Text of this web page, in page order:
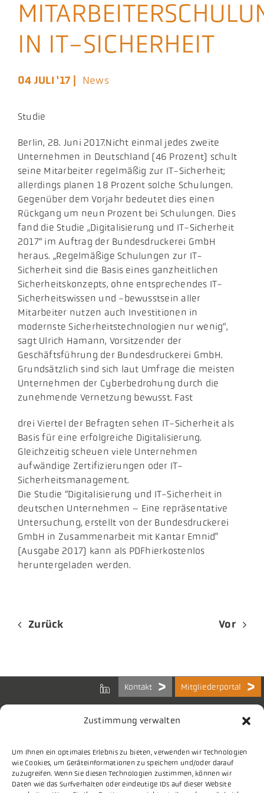
Zustimmung verwalten
Um Ihnen ein optimales Erlebnis zu bieten, verwenden wir Technologien
wie Cookies, um Geräteinformationen zu speichern und/oder darauf
zuzugreifen. Wenn Sie diesen Technologien zustimmen, können wir
Daten wie das Surfverhalten oder eindeutige IDs auf dieser Website
Aktuelles
Podcast
IN IT-SICHERHEIT
04 JULI '17 | News
Studie
​Berlin, 28. Juni 2017.Nicht einmal jedes zweite
Unternehmen in Deutschland (46 Prozent) schult
seine Mitarbeiter regelmäßig zur IT-Sicherheit;
allerdings planen 18 Prozent solche Schulungen.
Gegenüber dem Vorjahr bedeutet dies einen
Rückgang um neun Prozent bei Schulungen. Dies
fand die Studie „Digitalisierung und IT-Sicherheit
2017“ im Auftrag der Bundesdruckerei GmbH
heraus. „Regelmäßige Schulungen zur IT-
Sicherheit sind die Basis eines ganzheitlichen
Sicherheitskonzepts, ohne entsprechendes IT-
Sicherheitswissen und -bewusstsein aller
Mitarbeiter nutzen auch Investitionen in
modernste Sicherheitstechnologien nur wenig“,
sagt Ulrich Hamann, Vorsitzender der
Geschäftsführung der Bundesdruckerei GmbH.
Grundsätzlich sind sich laut Umfrage die meisten
Unternehmen der Cyberbedrohung durch die
zunehmende Vernetzung bewusst. Fast
​​drei Viertel der Befragten sehen IT-Sicherheit als
Basis für eine erfolgreiche Digitalisierung.
Gleichzeitig scheuen viele Unternehmen
aufwändige Zertifizierungen oder IT-
Sicherheitsmanagement.
Die Studie “Digitalisierung und IT-Sicherheit in
deutschen Unternehmen – Eine repräsentative
Untersuchung, erstellt von der Bundesdruckerei
GmbH in Zusammenarbeit mit Kantar Emnid”
(Ausgabe 2017) kann als PDFhierkostenlos
heruntergeladen werden.
Zurück Vor
Kontakt Mitgliederportal
Bundes-Arbeitsgemeinschaft
der Kommunalen IT-Dienstleister e.V.
Charlottenstraße 65
10117 Berlin